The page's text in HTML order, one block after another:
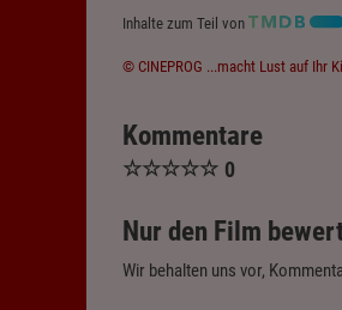
Inhalte zum Teil von
© CINEPROG ...macht Lust auf Ihr
Kommentare
☆☆☆☆☆ 0
Nur den Film
Wir behalten uns vor,